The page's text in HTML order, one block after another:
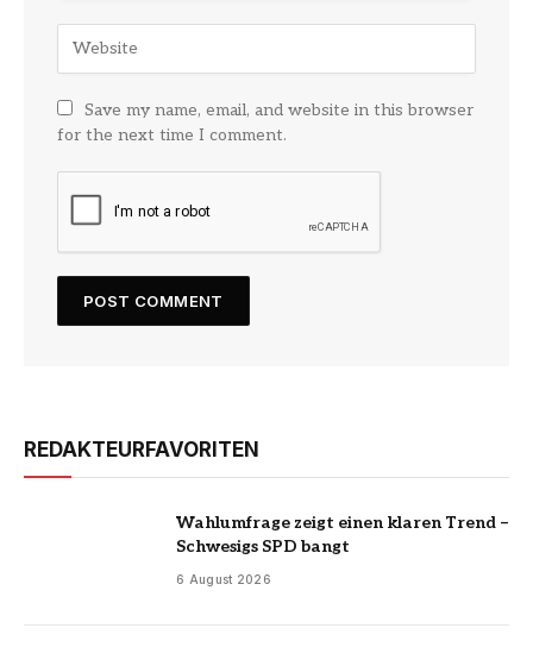
Save my name, email, and website in this browser
for the next time I comment.
REDAKTEURFAVORITEN
Wahlumfrage zeigt einen klaren Trend –
Schwesigs SPD bangt
6 August 2026